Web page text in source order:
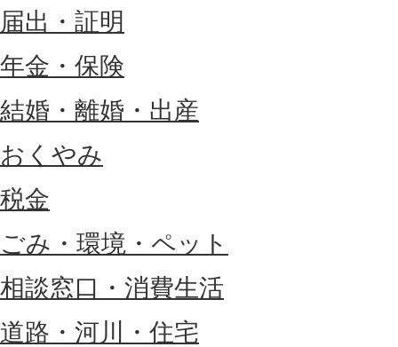
届出・証明
年金・保険
結婚・離婚・出産
おくやみ
税金
ごみ・環境・ペット
相談窓口・消費生活
道路・河川・住宅